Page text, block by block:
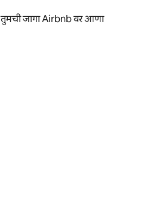
तुमची जागा Airbnb वर आणा